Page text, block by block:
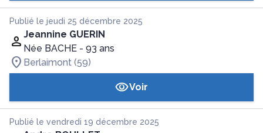
Publié le jeudi 25 décembre 2025
Jeannine GUERIN
Née BACHE - 93 ans
Berlaimont (59)
Voir
Publié le vendredi 19 décembre 2025